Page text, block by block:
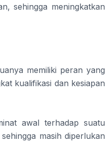
sehingga meningkatkan
memiliki peran yang
kualifikasi dan kesiapan
awal terhadap suatu
masih diperlukan